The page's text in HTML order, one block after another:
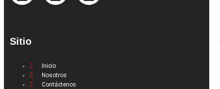
Sitio
Inicio
Nosotros
Contáctenos